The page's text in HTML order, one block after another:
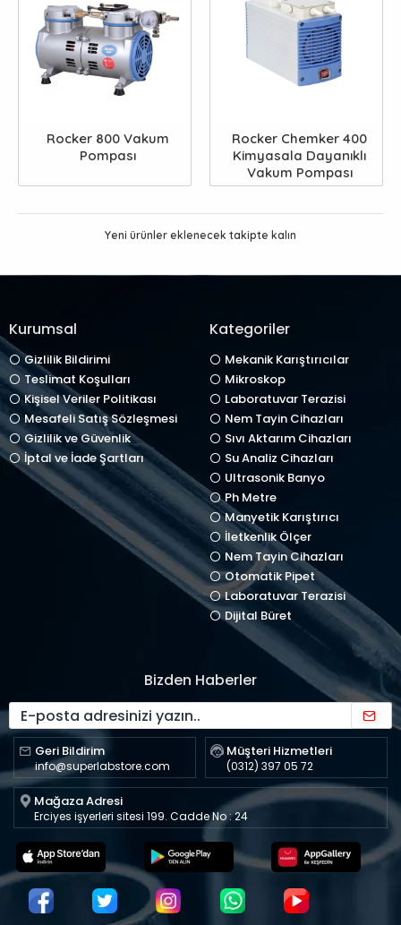
Rocker 800 Vakum
Pompası
Rocker Chemker 400
Kimyasala Dayanıklı
Vakum Pompası
Yeni ürünler eklenecek takipte kalın
Kurumsal
Gizlilik Bildirimi
Teslimat Koşulları
Kişisel Veriler Politikası
Mesafeli Satış Sözleşmesi
Gizlilik ve Güvenlik
İptal ve İade Şartları
Kategoriler
Mekanik Karıştırıcılar
Mikroskop
Laboratuvar Terazisi
Nem Tayin Cihazları
Sıvı Aktarım Cihazları
Su Analiz Cihazları
Ultrasonik Banyo
Ph Metre
Manyetik Karıştırıcı
İletkenlik Ölçer
Nem Tayin Cihazları
Otomatik Pipet
Laboratuvar Terazisi
Dijital Büret
Bizden Haberler
Geri Bildirim
info@superlabstore.com
Müşteri Hizmetleri
(0312) 397 05 72
Mağaza Adresi
Erciyes işyerleri sitesi 199. Cadde No : 24